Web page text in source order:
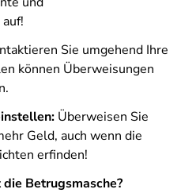
Sie umgehend Ihre
können Überweisungen
Überweisen Sie
Geld, auch wenn die
erfinden!
Betrugsmasche?